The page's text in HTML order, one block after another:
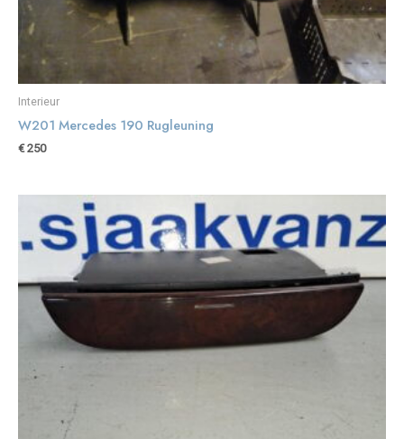
Interieur
W201 Mercedes 190 Rugleuning
€250